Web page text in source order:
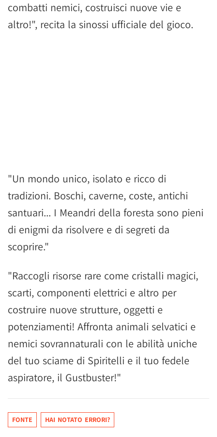
combatti nemici, costruisci nuove vie e
altro!", recita la sinossi ufficiale del gioco.
"Un mondo unico, isolato e ricco di
tradizioni. Boschi, caverne, coste, antichi
santuari... I Meandri della foresta sono pieni
di enigmi da risolvere e di segreti da
scoprire."
"Raccogli risorse rare come cristalli magici,
scarti, componenti elettrici e altro per
costruire nuove strutture, oggetti e
potenziamenti! Affronta animali selvatici e
nemici sovrannaturali con le abilità uniche
del tuo sciame di Spiritelli e il tuo fedele
aspiratore, il Gustbuster!"
FONTE HAI NOTATO ERRORI?